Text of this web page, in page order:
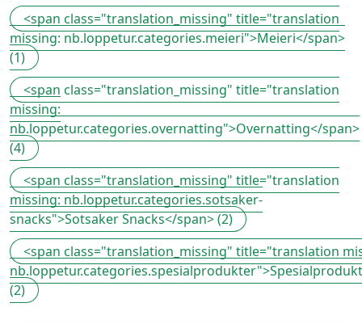
<span class="translation_missing" title="translation
missing: nb.loppetur.categories.meieri">Meieri</span>
(1)
<span class="translation_missing" title="translation
missing:
nb.loppetur.categories.overnatting">Overnatting</span>
(4)
<span class="translation_missing" title="translation
missing: nb.loppetur.categories.sotsaker-
snacks">Sotsaker Snacks</span> (2)
<span class="translation_missing" title="translation
(2)